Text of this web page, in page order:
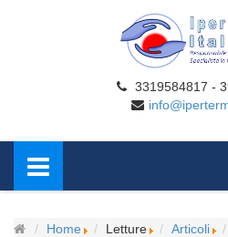
3319584817 -
Home Letture Articoli